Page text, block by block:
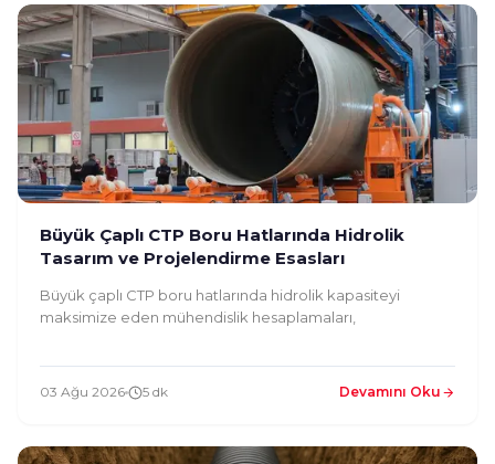
Büyük Çaplı CTP Boru Hatlarında Hidrolik
Tasarım ve Projelendirme Esasları
Büyük çaplı CTP boru hatlarında hidrolik kapasiteyi
maksimize eden mühendislik hesaplamaları,
03 Ağu 2026 5 dk Devamını Oku